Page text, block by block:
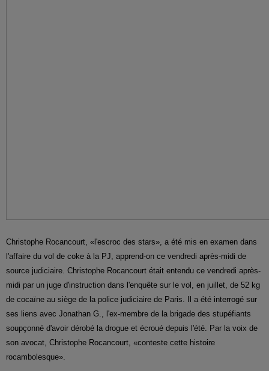
Christophe Rocancourt, «l'escroc des stars», a été mis en examen dans
l'affaire du vol de coke à la PJ, apprend-on ce vendredi après-midi de
source judiciaire. Christophe Rocancourt était entendu ce vendredi après-
midi par un juge d'instruction dans l'enquête sur le vol, en juillet, de 52 kg
de cocaïne au siège de la police judiciaire de Paris. Il a été interrogé sur
ses liens avec Jonathan G., l'ex-membre de la brigade des stupéfiants
soupçonné d'avoir dérobé la drogue et écroué depuis l'été . Par la voix de
son avocat, Christophe Rocancourt, «conteste cette histoire
rocambolesque».